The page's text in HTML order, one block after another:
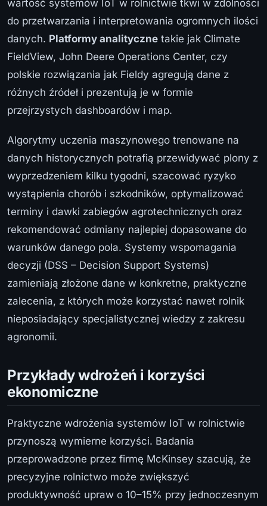
wartość systemów IoT w rolnictwie tkwi w zdolności
do przetwarzania i interpretowania ogromnych ilości
danych. Platformy analityczne takie jak Climate
FieldView, John Deere Operations Center, czy
polskie rozwiązania jak Fieldy agregują dane z
różnych źródeł i prezentują je w formie
przejrzystych dashboardów i map.
Algorytmy uczenia maszynowego trenowane na
danych historycznych potrafią przewidywać plony z
wyprzedzeniem kilku tygodni, szacować ryzyko
wystąpienia chorób i szkodników, optymalizować
terminy i dawki zabiegów agrotechnicznych oraz
rekomendować odmiany najlepiej dopasowane do
warunków danego pola. Systemy wspomagania
decyzji (DSS – Decision Support Systems)
zamieniają złożone dane w konkretne, praktyczne
zalecenia, z których może korzystać nawet rolnik
nieposiadający specjalistycznej wiedzy z zakresu
agronomii.
Przykłady wdrożeń i korzyści
ekonomiczne
Praktyczne wdrożenia systemów IoT w rolnictwie
przynoszą wymierne korzyści. Badania
przeprowadzone przez firmę McKinsey szacują, że
precyzyjne rolnictwo może zwiększyć
produktywność upraw o 10–15% przy jednoczesnym